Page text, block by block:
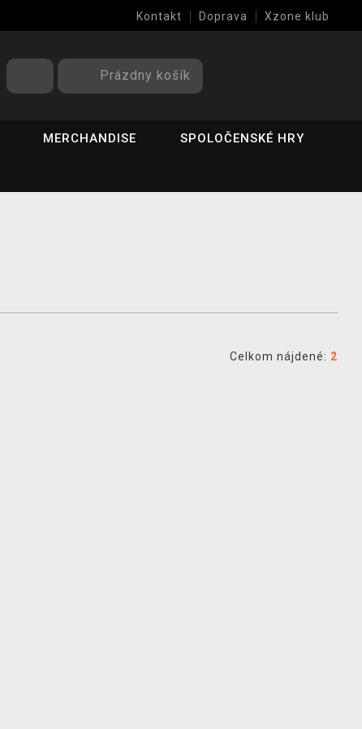
Kontakt Doprava Xzone klub
Prázdny košík
MERCHANDISE SPOLOČENSKÉ HRY
Celkom nájdené: 2